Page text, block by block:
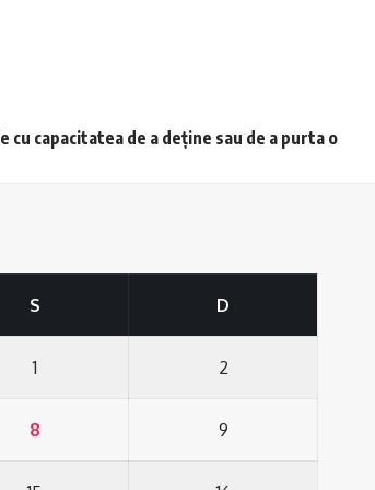
capacitatea de a deține sau de a purta o
S D
1 2
8 9